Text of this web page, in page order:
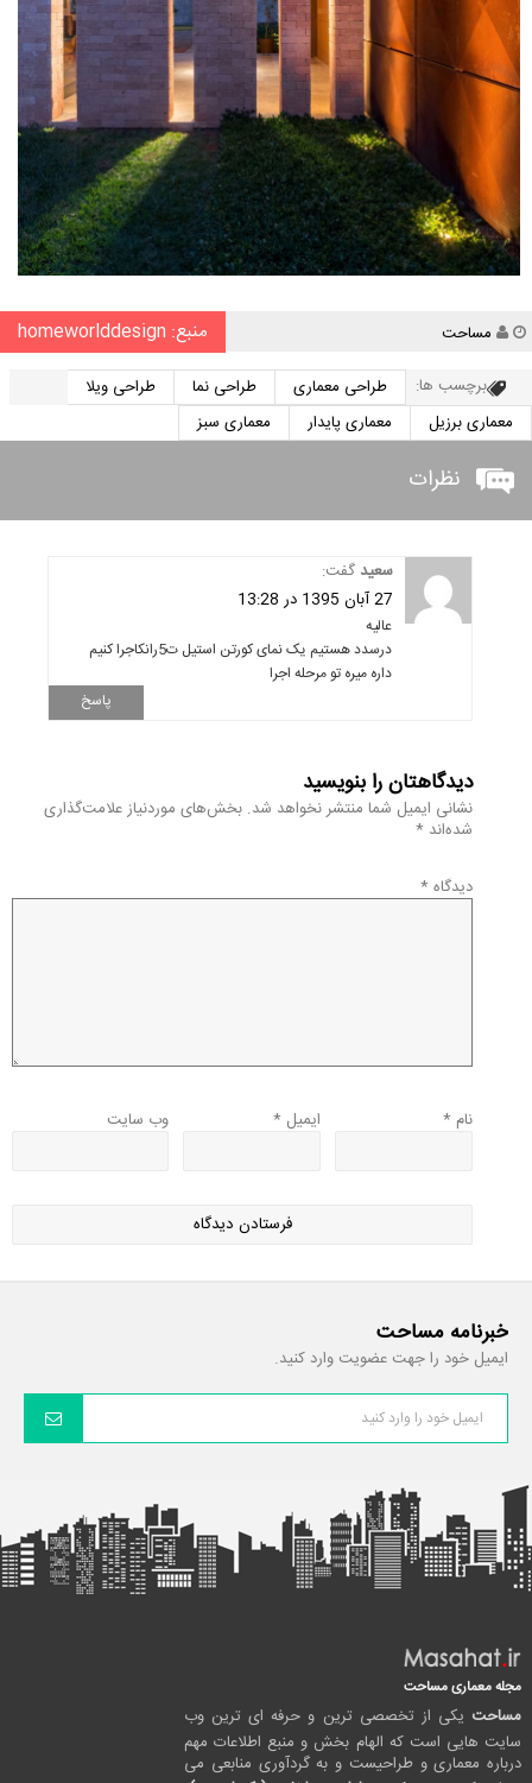
نویسنده
مساحت منبع: homeworlddesign
برچسب ها: طراحی معماری طراحی نما
طراحی ویلا
معماری برزیل
معماری پایدار معماری سبز
نظرات
سعید گفت:
27 آبان 1395 در 13:28
عالیه
درسدد هستیم یک نمای کورتن استیل ت5رانکاجرا کنیم
داره میره تو مرحله اجرا
پاسخ
دیدگاهتان را بنویسید
نشانی ایمیل شما منتشر نخواهد شد. بخش‌های موردنیاز علامت‌گذاری
شده‌اند *
دیدگاه *
نام * ایمیل * وب‌ سایت
خبرنامه مساحت
ایمیل خود را جهت عضویت وارد کنید.
مجله معماری مساحت
مساحت یکی از تخصصی ترین و حرفه ای ترین وب
سایت هایی است که الهام بخش و منبع اطلاعات مهم
درباره معماری و طراحیست و به گردآوری منابعی می